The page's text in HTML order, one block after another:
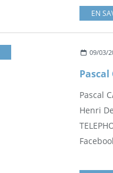
EN
09/03/
Pascal
Pascal
Henri